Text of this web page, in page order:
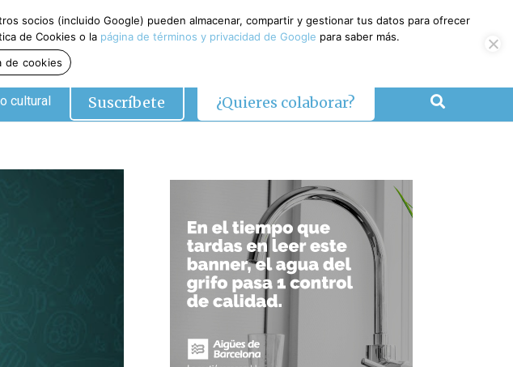
cultural Suscríbete ¿Quieres colaborar?
socios (incluido Google) pueden almacenar, compartir y gestionar tus datos para ofrecer
de Cookies o la página de términos y privacidad de Google para saber más.
de cookies